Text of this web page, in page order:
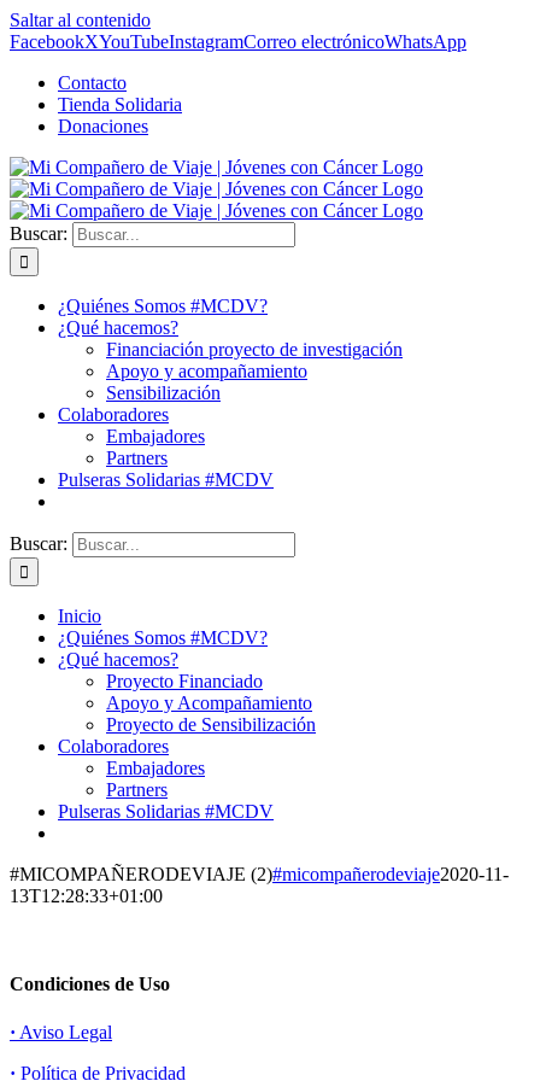
Saltar al contenido
FacebookXYouTubeInstagramCorreo electrónicoWhatsApp
Contacto
Tienda Solidaria
Donaciones
Buscar:
¿Quiénes Somos #MCDV?
¿Qué hacemos?
Financiación proyecto de investigación
Apoyo y acompañamiento
Sensibilización
Colaboradores
Embajadores
Partners
Pulseras Solidarias #MCDV
Buscar:
Inicio
¿Quiénes Somos #MCDV?
¿Qué hacemos?
Proyecto Financiado
Apoyo y Acompañamiento
Proyecto de Sensibilización
Colaboradores
Embajadores
Partners
Pulseras Solidarias #MCDV
#MICOMPAÑERODEVIAJE (2)#micompañerodeviaje2020-11-
13T12:28:33+01:00
Condiciones de Uso
· Aviso Legal
· Política de Privacidad